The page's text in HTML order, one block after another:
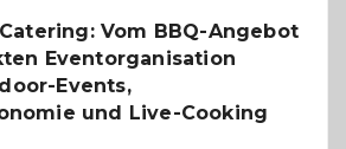
Vom BBQ-Angebot
Eventorganisation
Events,
und Live-Cooking